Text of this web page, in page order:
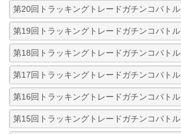
第20回トラッキングトレードガチンコバトル
第19回トラッキングトレードガチンコバトル
第18回トラッキングトレードガチンコバトル
第17回トラッキングトレードガチンコバトル
第16回トラッキングトレードガチンコバトル
第15回トラッキングトレードガチンコバトル